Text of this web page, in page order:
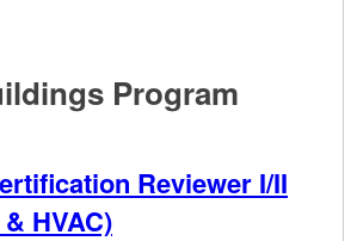
Program
Reviewer I/II
HVAC)